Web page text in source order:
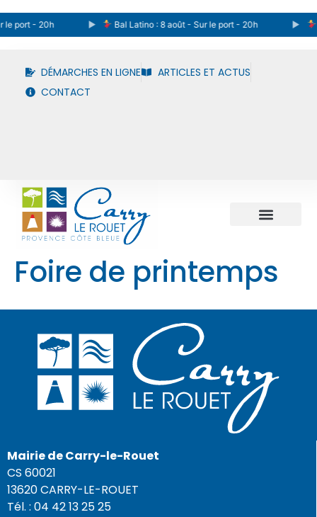
port - 20h Bal Latino : 8 août - Sur le port - 20h
DÉMARCHES EN LIGNE
ARTICLES ET ACTUS
CONTACT
Foire de printemps
Mairie de Carry-le-Rouet
CS 60021
13620 CARRY-LE-ROUET
Tél. : 04 42 13 25 25